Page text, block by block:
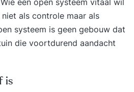
als controle maar als
systeem is geen gebouw dat
die voortdurend aandacht
is